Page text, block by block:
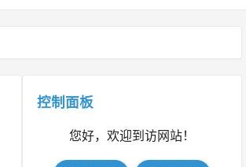
控制面板
您好，欢迎到访网站！